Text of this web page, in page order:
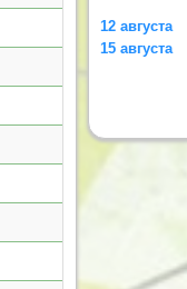
12 августа
15 августа